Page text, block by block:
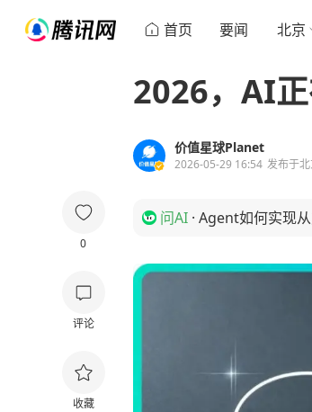
首页 要闻 北京
0
评论
收藏
2026，AI
价值星球Planet
2026-05-29 16:54 发布于
问AI · Agent如何实现从